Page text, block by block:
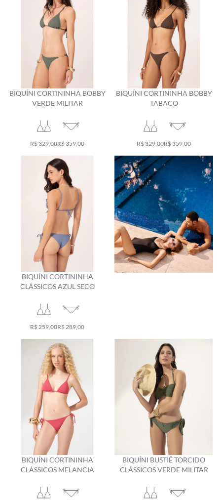
BIQUÍNI CORTININHA BOBBY
VERDE MILITAR
R$ 329,00R$ 359,00
BIQUÍNI CORTININHA BOBBY
TABACO
R$ 329,00R$ 359,00
BIQUÍNI CORTININHA
CLÁSSICOS AZUL SECO
R$ 259,00R$ 289,00
BIQUÍNI CORTININHA
CLÁSSICOS MELANCIA
BIQUÍNI BUSTIÊ TORCIDO
CLÁSSICOS VERDE MILITAR